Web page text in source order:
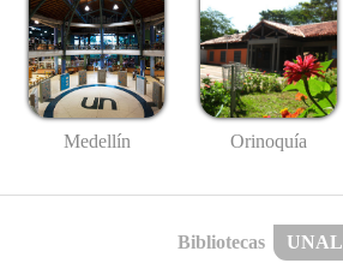
Medellín Orinoquía
Bibliotecas UNAL